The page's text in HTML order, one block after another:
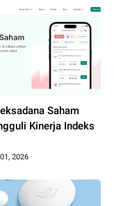
Saham
Kinerja Indeks
2026